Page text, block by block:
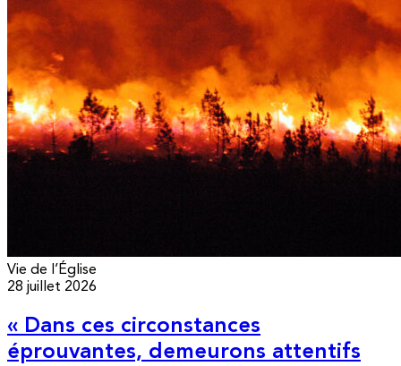
Vie de l’Église
28 juillet 2026
« Dans ces circonstances
éprouvantes, demeurons attentifs